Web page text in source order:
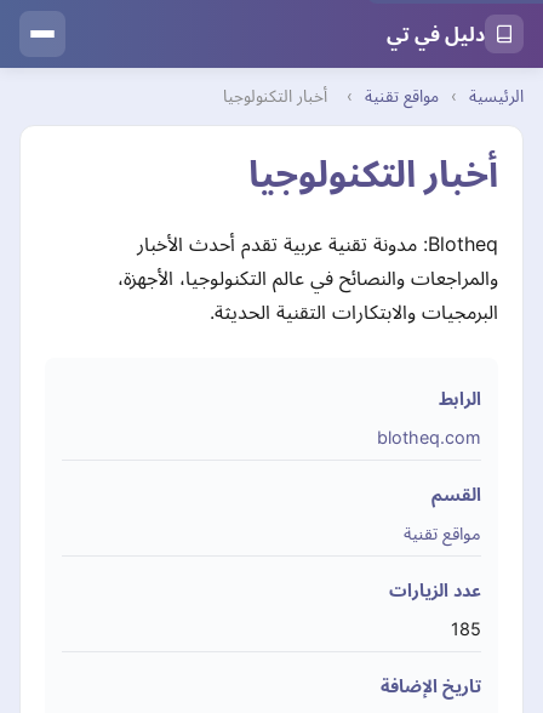
دليل في تي
الرئيسية › مواقع تقنية › أخبار التكنولوجيا
أخبار التكنولوجيا
Blotheq: مدونة تقنية عربية تقدم أحدث الأخبار
والمراجعات والنصائح في عالم التكنولوجيا، الأجهزة،
البرمجيات والابتكارات التقنية الحديثة.
الرابط
blotheq.com
القسم
مواقع تقنية
عدد الزيارات
185
تاريخ الإضافة